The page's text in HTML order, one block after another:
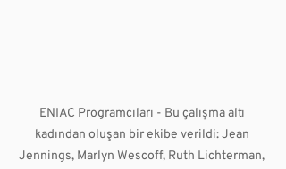
ENIAC Programcıları - Bu çalışma altı
kadından oluşan bir ekibe verildi: Jean
Jennings, Marlyn Wescoff, Ruth Lichterman,